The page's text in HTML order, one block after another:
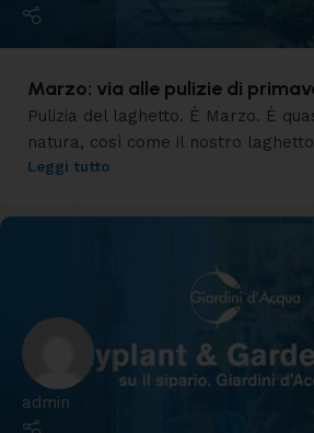
Marzo: via alle pulizie di
Pulizia del laghetto. È Marzo. È
natura, così come il nostro
Leggi tutto
admin